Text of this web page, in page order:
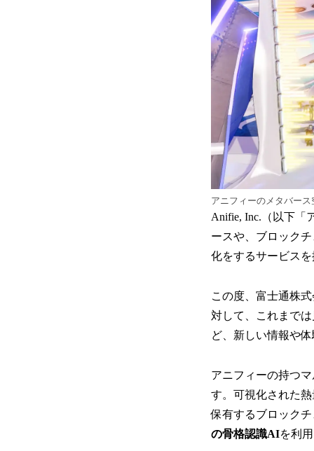
アニフィーのメタバー
Anifie, Inc.（以下「
ースや、ブロック
化をするサービスを
この度、富士通株
対して、これまで
ど、新しい情報や
アニフィーの持つ
す。可視化された
保有するブロック
の骨格認識AIを利